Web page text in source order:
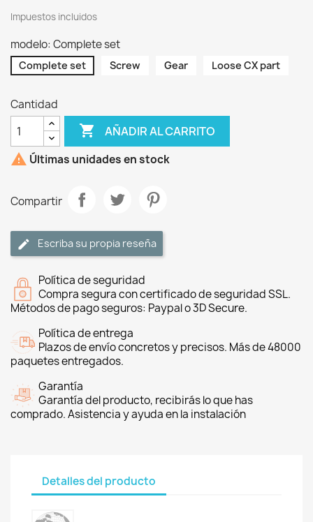
Impuestos incluidos
modelo: Complete set
Complete set Screw Gear Loose CX part
Cantidad
 AÑADIR AL CARRITO
 Últimas unidades en stock
Compartir
Escriba su propia reseña
Política de seguridad
Compra segura con certificado de seguridad SSL.
Métodos de pago seguros: Paypal o 3D Secure.
Política de entrega
Plazos de envío concretos y precisos. Más de 48000
paquetes entregados.
Garantía
Garantía del producto, recibirás lo que has
comprado. Asistencia y ayuda en la instalación
Detalles del producto